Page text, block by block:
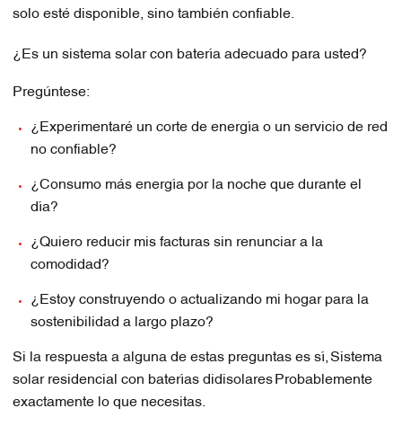
solo esté disponible, sino también confiable.
¿Es un sistema solar con batería adecuado para usted?
Pregúntese:
¿Experimentaré un corte de energía o un servicio de red
no confiable?
¿Consumo más energía por la noche que durante el
día?
¿Quiero reducir mis facturas sin renunciar a la
comodidad?
¿Estoy construyendo o actualizando mi hogar para la
sostenibilidad a largo plazo?
Si la respuesta a alguna de estas preguntas es sí, Sistema
solar residencial con baterías didisolares Probablemente
exactamente lo que necesitas.